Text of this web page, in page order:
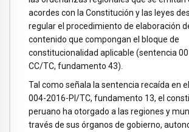
acordes con la Constitución y las leyes
regular el procedimiento de elaboración
contenido que compongan el bloque de
constitucionalidad aplicable (sentencia
CC/TC, fundamento 43).
Tal como señala la sentencia recaída en
004-2016-PI/TC, fundamento 13, el
peruano ha otorgado a las regiones y
través de sus órganos de gobierno,